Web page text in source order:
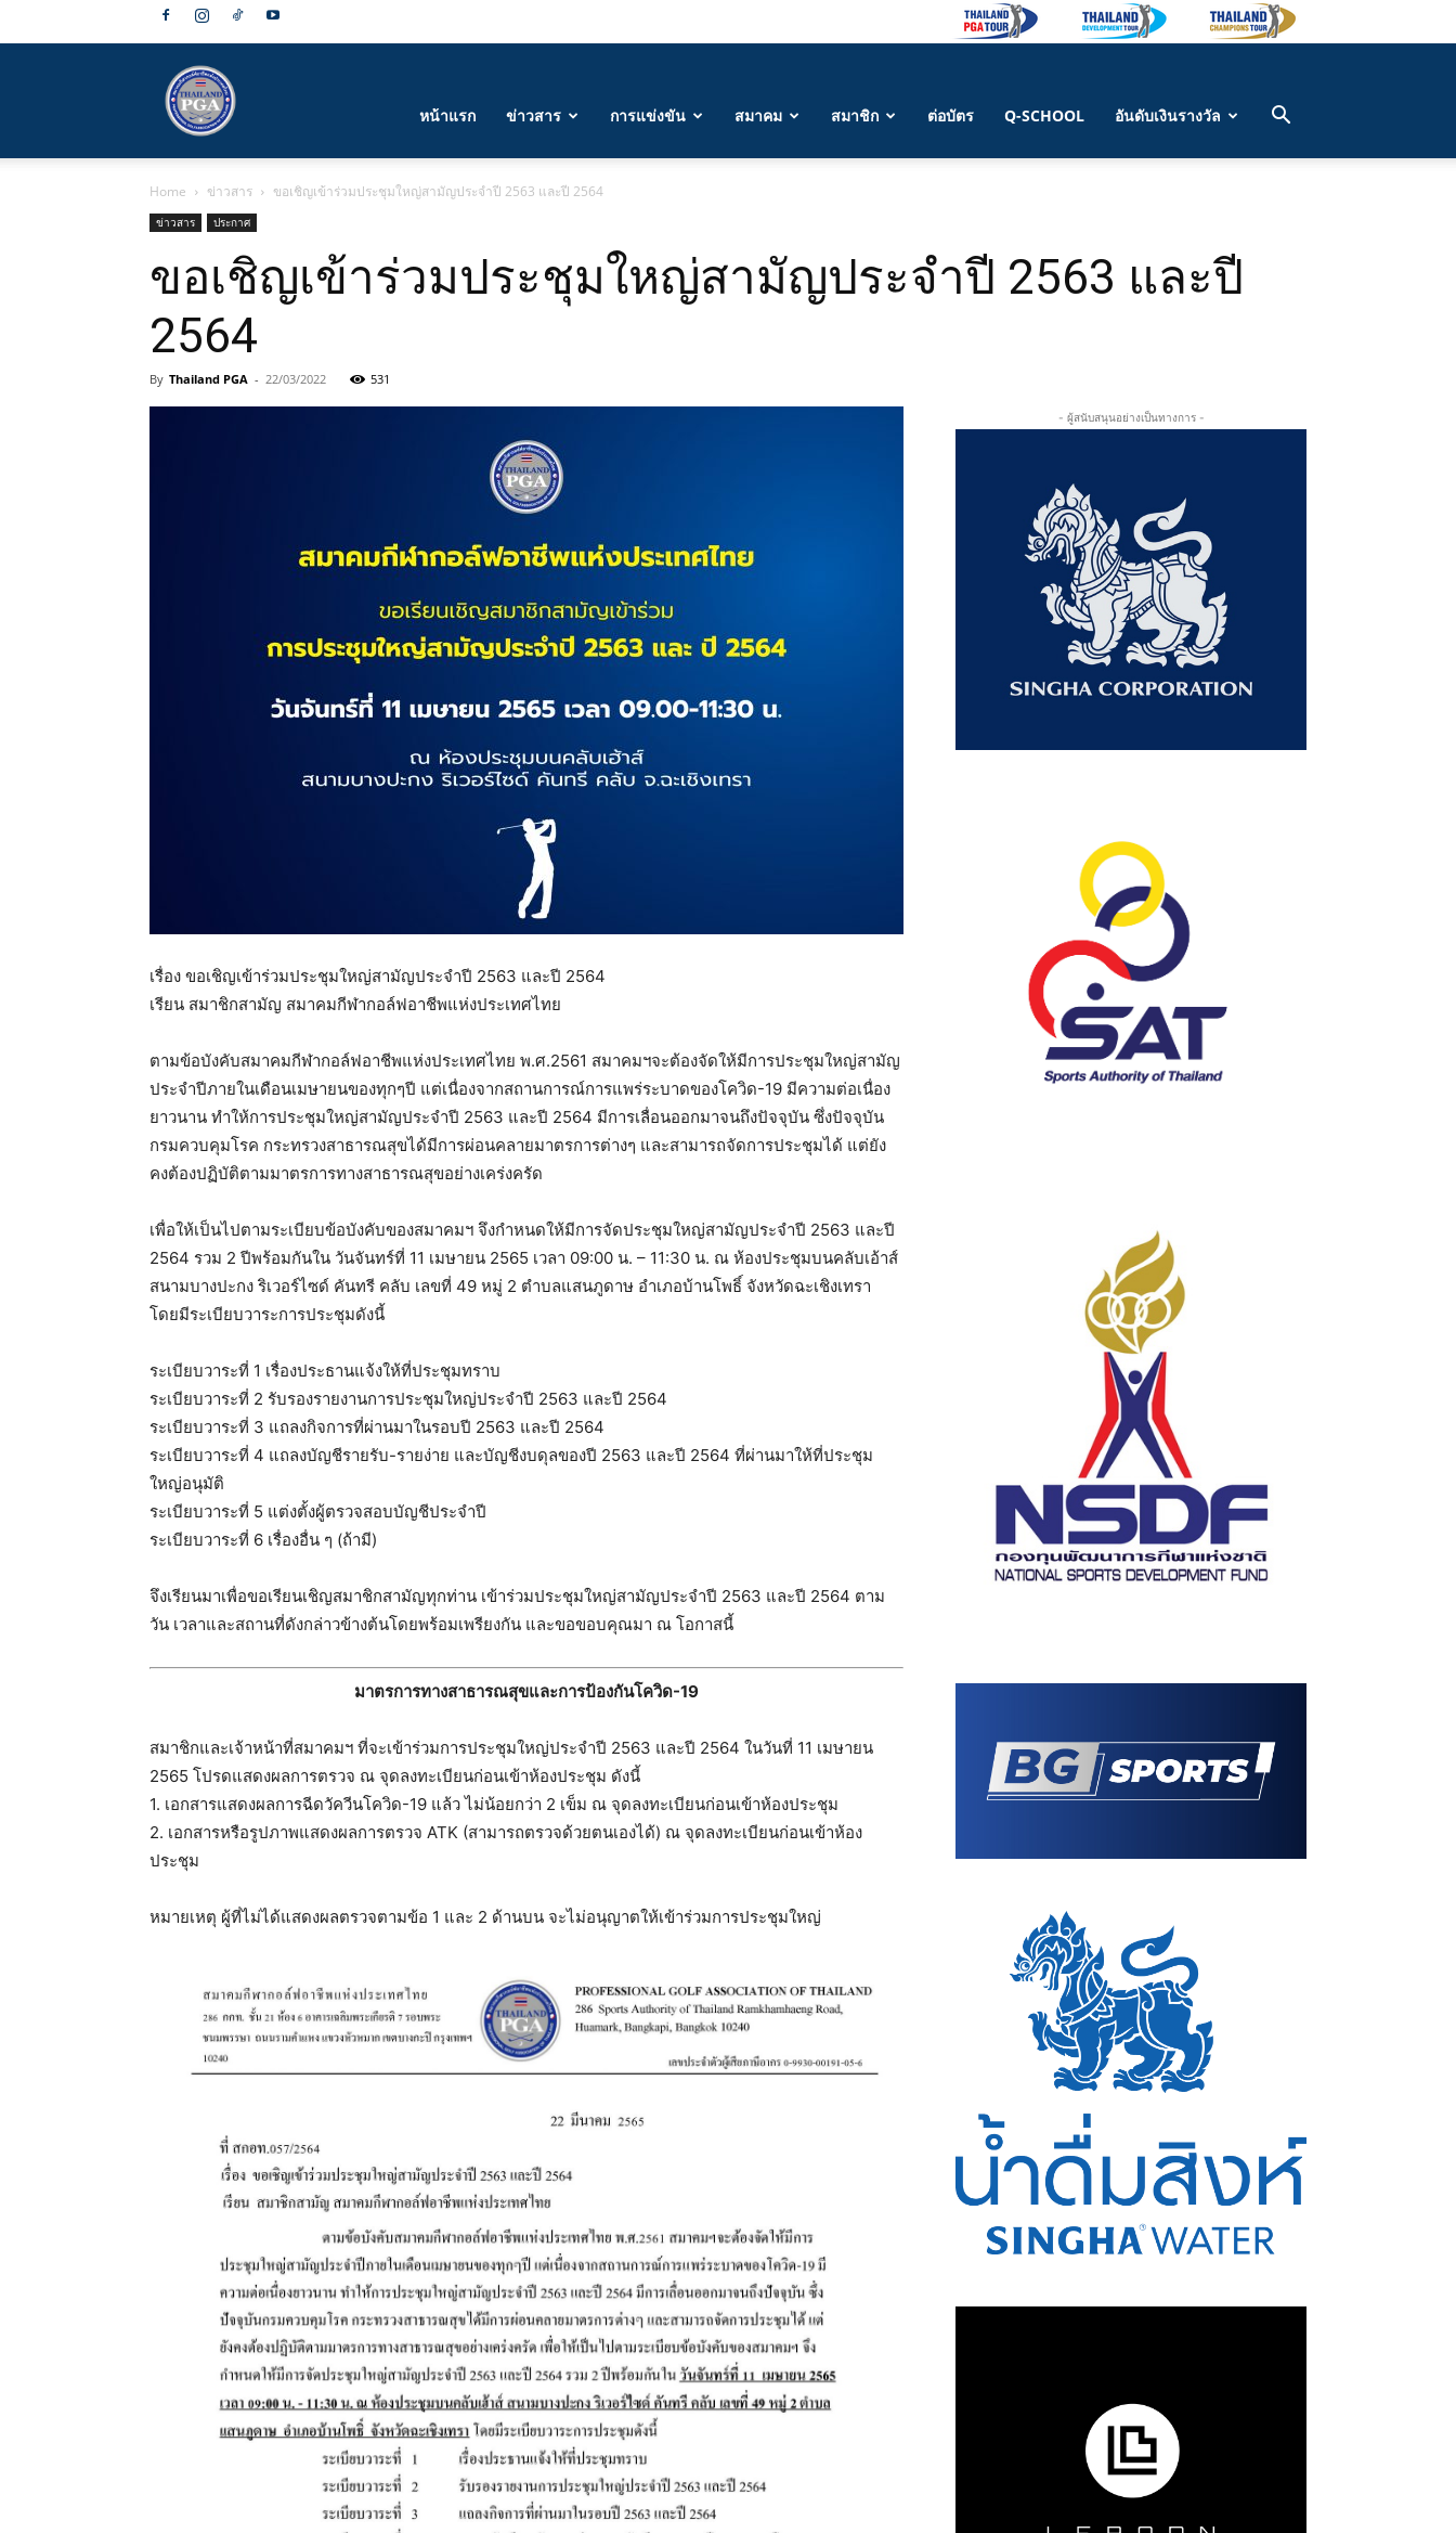
กีฬา
หน้าแรก ข่าวสาร การแข่งขัน สมาคม สมาชิก ต่อบัตร Q-SCHOOL อันดับเงินรางวัล
Home ข่าวสาร ขอเชิญเข้าร่วมประชุมใหญ่สามัญประจำปี 2563 และปี 2564
ข่าวสาร ประกาศ
ขอเชิญเข้าร่วมประชุมใหญ่สามัญประจำปี 2563 และปี
2564
By Thailand PGA - 22/03/2022 531
เรื่อง ขอเชิญเข้าร่วมประชุมใหญ่สามัญประจำปี 2563 และปี 2564
เรียน สมาชิกสามัญ สมาคมกีฬากอล์ฟอาชีพแห่งประเทศไทย
ตามข้อบังคับสมาคมกีฬากอล์ฟอาชีพแห่งประเทศไทย พ.ศ.2561 สมาคมฯจะต้องจัดให้มีการประชุมใหญ่สามัญ
ประจำปีภายในเดือนเมษายนของทุกๆปี แต่เนื่องจากสถานการณ์การแพร่ระบาดของโควิด-19 มีความต่อเนื่อง
ยาวนาน ทำให้การประชุมใหญ่สามัญประจำปี 2563 และปี 2564 มีการเลื่อนออกมาจนถึงปัจจุบัน ซึ่งปัจจุบัน
กรมควบคุมโรค กระทรวงสาธารณสุขได้มีการผ่อนคลายมาตรการต่างๆ และสามารถจัดการประชุมได้ แต่ยัง
คงต้องปฏิบัติตามมาตรการทางสาธารณสุขอย่างเคร่งครัด
เพื่อให้เป็นไปตามระเบียบข้อบังคับของสมาคมฯ จึงกำหนดให้มีการจัดประชุมใหญ่สามัญประจำปี 2563 และปี
2564 รวม 2 ปีพร้อมกันใน วันจันทร์ที่ 11 เมษายน 2565 เวลา 09:00 น. – 11:30 น. ณ ห้องประชุมบนคลับเอ้าส์
สนามบางปะกง ริเวอร์ไซด์ คันทรี คลับ เลขที่ 49 หมู่ 2 ตำบลแสนภูดาษ อำเภอบ้านโพธิ์ จังหวัดฉะเชิงเทรา
โดยมีระเบียบวาระการประชุมดังนี้
ระเบียบวาระที่ 1 เรื่องประธานแจ้งให้ที่ประชุมทราบ
ระเบียบวาระที่ 2 รับรองรายงานการประชุมใหญ่ประจำปี 2563 และปี 2564
ระเบียบวาระที่ 3 แถลงกิจการที่ผ่านมาในรอบปี 2563 และปี 2564
ระเบียบวาระที่ 4 แถลงบัญชีรายรับ-รายง่าย และบัญชีงบดุลของปี 2563 และปี 2564 ที่ผ่านมาให้ที่ประชุม
ใหญ่อนุมัติ
ระเบียบวาระที่ 5 แต่งตั้งผู้ตรวจสอบบัญชีประจำปี
ระเบียบวาระที่ 6 เรื่องอื่น ๆ (ถ้ามี)
จึงเรียนมาเพื่อขอเรียนเชิญสมาชิกสามัญทุกท่าน เข้าร่วมประชุมใหญ่สามัญประจำปี 2563 และปี 2564 ตาม
วัน เวลาและสถานที่ดังกล่าวข้างต้นโดยพร้อมเพรียงกัน และขอขอบคุณมา ณ โอกาสนี้
มาตรการทางสาธารณสุขและการป้องกันโควิด-19
สมาชิกและเจ้าหน้าที่สมาคมฯ ที่จะเข้าร่วมการประชุมใหญ่ประจำปี 2563 และปี 2564 ในวันที่ 11 เมษายน
2565 โปรดแสดงผลการตรวจ ณ จุดลงทะเบียนก่อนเข้าห้องประชุม ดังนี้
1. เอกสารแสดงผลการฉีดวัควีนโควิด-19 แล้ว ไม่น้อยกว่า 2 เข็ม ณ จุดลงทะเบียนก่อนเข้าห้องประชุม
2. เอกสารหรือรูปภาพแสดงผลการตรวจ ATK (สามารถตรวจด้วยตนเองได้) ณ จุดลงทะเบียนก่อนเข้าห้อง
ประชุม
หมายเหตุ ผู้ที่ไม่ได้แสดงผลตรวจตามข้อ 1 และ 2 ด้านบน จะไม่อนุญาตให้เข้าร่วมการประชุมใหญ่
- ผู้สนับสนุนอย่างเป็นทางการ -